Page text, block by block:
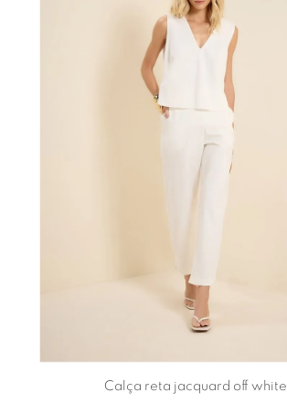
Calça reta jacquard off white